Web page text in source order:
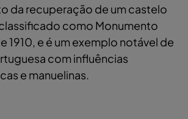
da recuperação de um castelo
como Monumento
1910, e é um exemplo notável de
com influências
e manuelinas.